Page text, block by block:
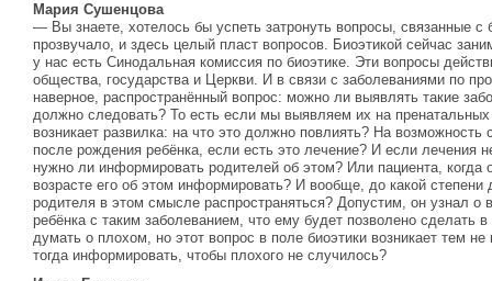
Мария Сушенцова
— Вы знаете, хотелось бы успеть затронуть вопросы, связанные с
прозвучало, и здесь целый пласт вопросов. Биоэтикой сейчас
у нас есть Синодальная комиссия по биоэтике. Эти вопросы
общества, государства и Церкви. И в связи с заболеваниями по
наверное, распространённый вопрос: можно ли выявлять такие
должно следовать? То есть если мы выявляем их на
возникает развилка: на что это должно повлиять? На возможность
после рождения ребёнка, если есть это лечение? И если лечения
нужно ли информировать родителей об этом? Или пациента,
возрасте его об этом информировать? И вообще, до какой степени
родителя в этом смысле распространяться? Допустим, он узнал о
ребёнка с таким заболеванием, что ему будет позволено сделать
думать о плохом, но этот вопрос в поле биоэтики возникает тем
тогда информировать, чтобы плохого не случилось?